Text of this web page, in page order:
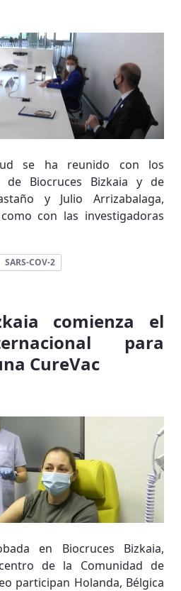
se ha reunido con los
de Biocruces Bizkaia y de
y Julio Arrizabalaga,
con las investigadoras
SARS-COV-2
comienza el
para
CureVac
en Biocruces Bizkaia,
de la Comunidad de
participan Holanda, Bélgica